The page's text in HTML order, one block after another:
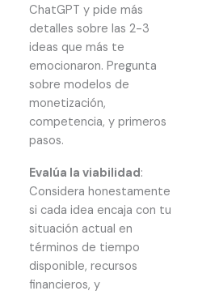
ChatGPT y pide más
detalles sobre las 2-3
ideas que más te
emocionaron. Pregunta
sobre modelos de
monetización,
competencia, y primeros
pasos.
Evalúa la viabilidad:
Considera honestamente
si cada idea encaja con tu
situación actual en
términos de tiempo
disponible, recursos
financieros, y